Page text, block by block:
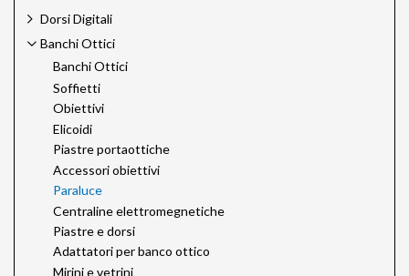
Dorsi Digitali
Banchi Ottici
Banchi Ottici
Soffietti
Obiettivi
Elicoidi
Piastre portaottiche
Accessori obiettivi
Paraluce
Centraline elettromegnetiche
Piastre e dorsi
Adattatori per banco ottico
Mirini e vetrini